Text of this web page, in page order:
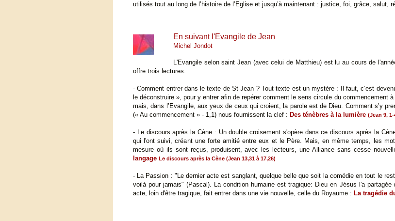
utilisés tout au long de l’histoire de l’Eglise et jusqu’à maintenant : justice, foi, grâce, salut,
En suivant l'Evangile de Jean
Michel Jondot
L'Evangile selon saint Jean (avec celui de Matthieu) est lu au cours de
offre trois lectures.
- Comment entrer dans le texte de St Jean ? Tout texte est un mystère : Il faut, c’est
le déconstruire », pour y entrer afin de repérer comment le sens circule du commencement
mais, dans l’Evangile, aux yeux de ceux qui croient, la parole est de Dieu. Comment s’y
(« Au commencement » - 1,1) nous fournissent la clef : Des ténèbres à la lumière (Jean 9, 1-
- Le discours après la Cène : Un double croisement s'opère dans ce discours après la
qui l'ont suivi, créant une forte amitié entre eux et le Père. Mais, en même temps, les
mesure où ils sont reçus, produisent, avec les lecteurs, une Alliance sans cesse
langage Le discours après la Cène (Jean 13,31 à 17,26)
- La Passion : "Le dernier acte est sanglant, quelque belle que soit la comédie en tout le
voilà pour jamais" (Pascal). La condition humaine est tragique: Dieu en Jésus l'a
acte, loin d'être tragique, fait entrer dans une vie nouvelle, celle du Royaume : La tragédie